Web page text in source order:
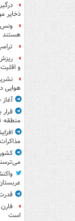
ذخایر
هستند
و
هوایی
قرار
منطقه
مذاکرات
است